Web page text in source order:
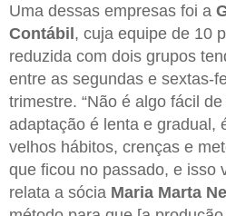
Uma dessas empresas foi a
Contábil , cuja equipe de 10
reduzida com dois grupos
entre as segundas e sextas-
trimestre. “Não é algo fácil
adaptação é lenta e gradual,
velhos hábitos, crenças e
que ficou no passado, e isso
relata a sócia Maria Marta